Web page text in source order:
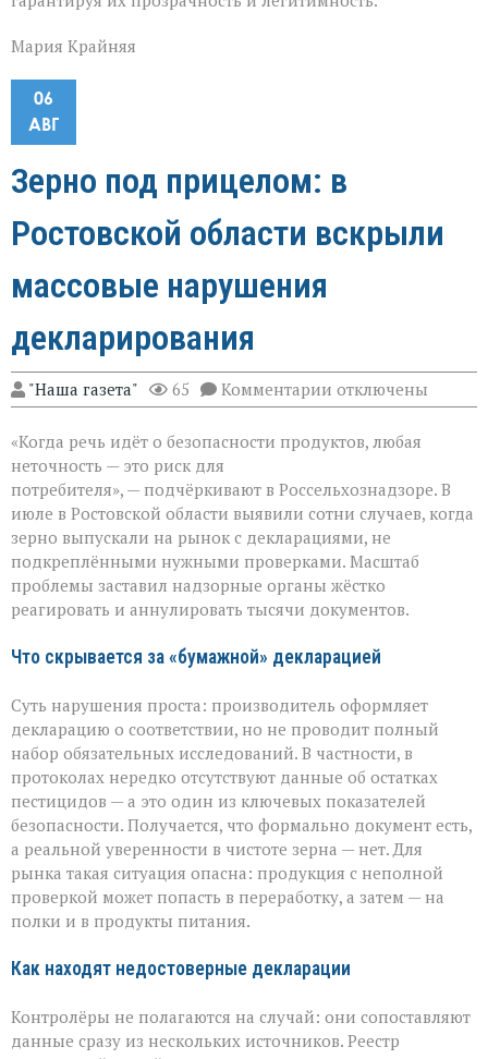
Мария Крайняя
06
АВГ
Зерно под прицелом: в
Ростовской области вскрыли
массовые нарушения
декларирования
"Наша газета" 65 Комментарии к
записи
под
Ростовской
области
вскрыли
массовые
нарушения
декларирования
отключены
«Когда речь идёт о безопасности продуктов, любая
неточность — это риск для
потребителя», — подчёркивают в Россельхознадзоре. В
июле в Ростовской области выявили сотни случаев, когда
зерно выпускали на рынок с декларациями, не
подкреплёнными нужными проверками. Масштаб
проблемы заставил надзорные органы жёстко
реагировать и аннулировать тысячи документов.
Что скрывается за «бумажной» декларацией
Суть нарушения проста: производитель оформляет
декларацию о соответствии, но не проводит полный
набор обязательных исследований. В частности, в
протоколах нередко отсутствуют данные об остатках
пестицидов — а это один из ключевых показателей
безопасности. Получается, что формально документ есть,
а реальной уверенности в чистоте зерна — нет. Для
рынка такая ситуация опасна: продукция с неполной
проверкой может попасть в переработку, а затем — на
полки и в продукты питания.
Как находят недостоверные декларации
Контролёры не полагаются на случай: они сопоставляют
данные сразу из нескольких источников. Реестр